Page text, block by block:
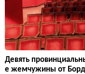
Девять
е жемчужины от